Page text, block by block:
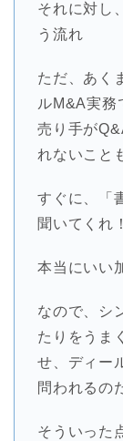
それに対し
う流れ
ただ、あく
ルM&A実務
売り手が
れないこと
すぐに、「
聞いてくれ
本当にいい
なので、シ
たりをうま
せ、ディー
問われるの
そういった